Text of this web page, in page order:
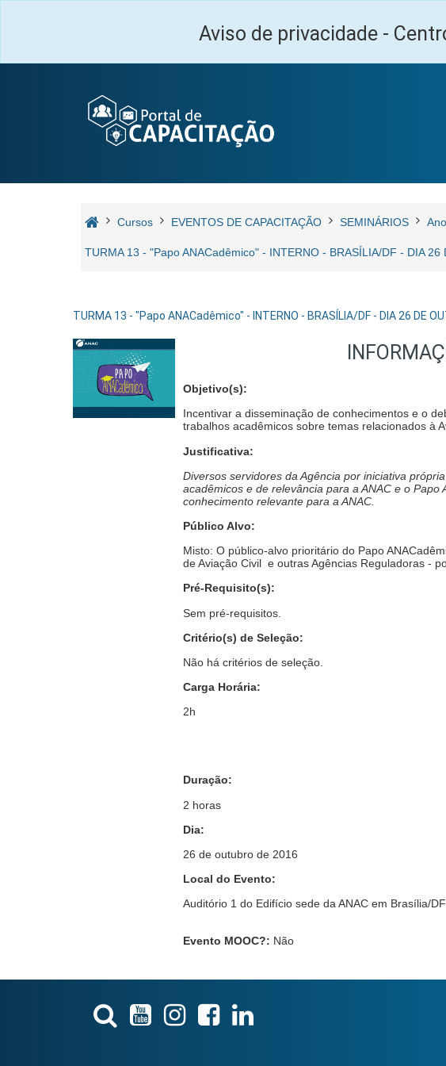
Aviso de privacidade -
Cursos EVENTOS DE CAPACITAÇÃO SEMINÁRIOS
TURMA 13 - "Papo ANACadêmico" - INTERNO - BRASÍLIA/DF - DIA
TURMA 13 - "Papo ANACadêmico" - INTERNO - BRASÍLIA/DF - DIA 26 DE
Objetivo(s):
Incentivar a disseminação de conhecimentos e o
trabalhos acadêmicos sobre temas relacionados à
Justificativa:
Diversos servidores da Agência por iniciativa
acadêmicos e de relevância para a ANAC e o
conhecimento relevante para a ANAC.
Público Alvo:
Misto: O público-alvo prioritário do Papo
de Aviação Civil e outras Agências Reguladoras -
Pré-Requisito(s):
Sem pré-requisitos.
Critério(s) de Seleção:
Não há critérios de seleção.
Carga Horária:
2h
Duração:
2 horas
Dia:
26 de outubro de 2016
Local do Evento:
Auditório 1 do Edifício sede da ANAC em Brasília/DF
Evento MOOC?: Não